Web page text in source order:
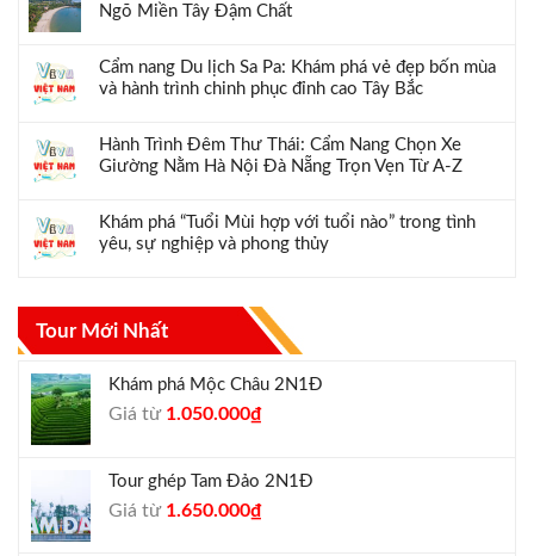
Ngõ Miền Tây Đậm Chất
Cẩm nang Du lịch Sa Pa: Khám phá vẻ đẹp bốn mùa
và hành trình chinh phục đỉnh cao Tây Bắc
Hành Trình Đêm Thư Thái: Cẩm Nang Chọn Xe
Giường Nằm Hà Nội Đà Nẵng Trọn Vẹn Từ A-Z
Khám phá “Tuổi Mùi hợp với tuổi nào” trong tình
yêu, sự nghiệp và phong thủy
Tour Mới Nhất
Khám phá Mộc Châu 2N1Đ
Giá từ Giá
1.300.000₫.
1.050.000₫Giá
là:
Tour ghép Tam Đảo 2N1Đ
Giá từ Giá
1.650.000₫Giá